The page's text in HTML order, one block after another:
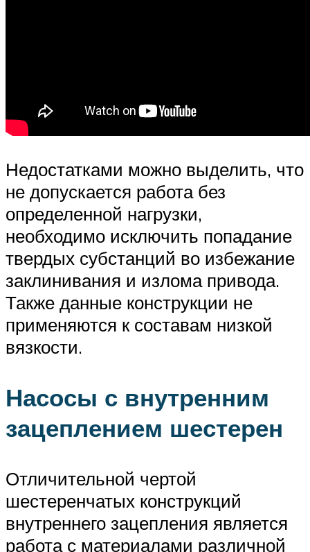
Недостатками можно выделить, что
не допускается работа без
определенной нагрузки,
необходимо исключить попадание
твердых субстанций во избежание
заклинивания и излома привода.
Также данные конструкции не
применяются к составам низкой
вязкости.
Насосы с внутренним
зацеплением шестерен
Отличительной чертой
шестеренчатых конструкций
внутреннего зацепления является
работа с материалами различной